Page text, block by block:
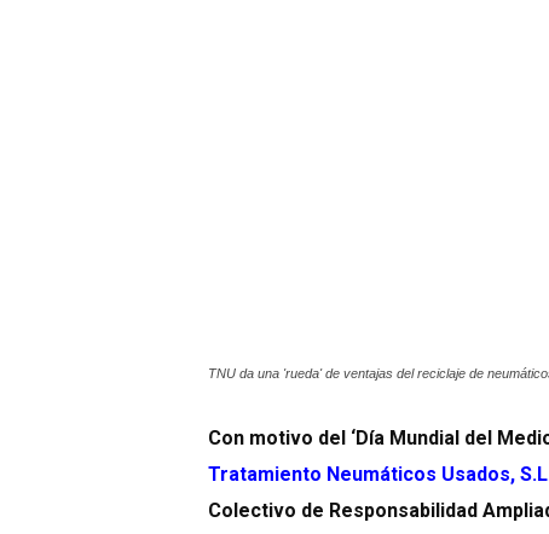
TNU da una 'rueda' de ventajas del reciclaje de
Con motivo del ‘Día Mundial del
Tratamiento Neumáticos Usados,
Colectivo de Responsabilidad